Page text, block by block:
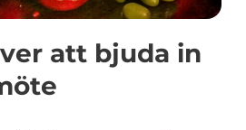
att bjuda in